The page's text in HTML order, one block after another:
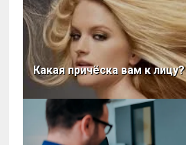
Какая причёска вам к лицу?